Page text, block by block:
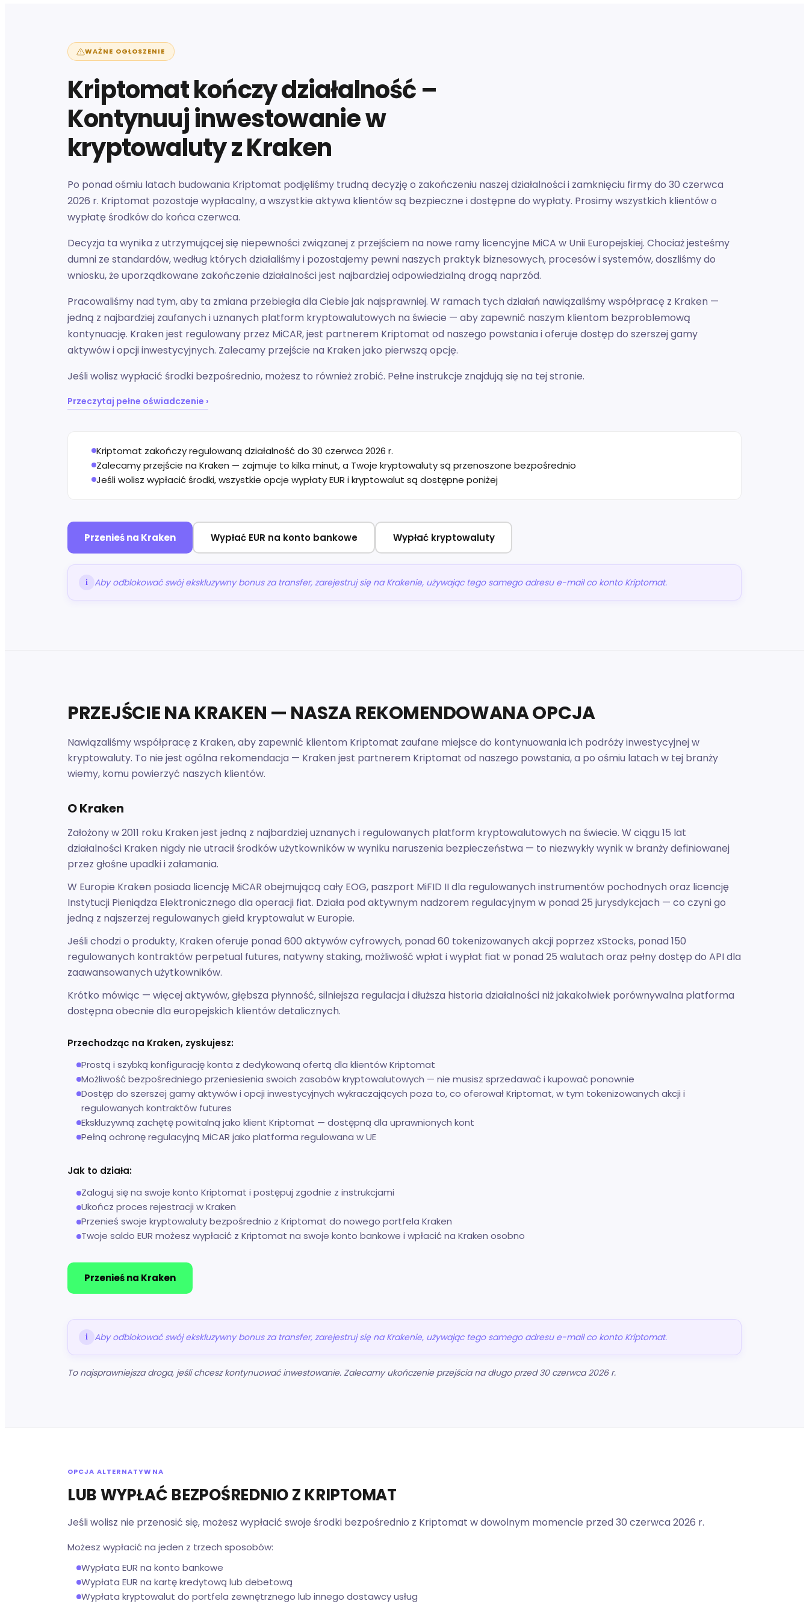
WAŻNE OGŁOSZENIE
Kriptomat kończy działalność –
Kontynuuj inwestowanie w
kryptowaluty z Kraken
Po ponad ośmiu latach budowania Kriptomat podjęliśmy trudną decyzję o zakończeniu naszej działalności i zamknięciu firmy do 30 czerwca
2026 r. Kriptomat pozostaje wypłacalny, a wszystkie aktywa klientów są bezpieczne i dostępne do wypłaty. Prosimy wszystkich klientów o
wypłatę środków do końca czerwca.
Decyzja ta wynika z utrzymującej się niepewności związanej z przejściem na nowe ramy licencyjne MiCA w Unii Europejskiej. Chociaż jesteśmy
dumni ze standardów, według których działaliśmy i pozostajemy pewni naszych praktyk biznesowych, procesów i systemów, doszliśmy do
wniosku, że uporządkowane zakończenie działalności jest najbardziej odpowiedzialną drogą naprzód.
Pracowaliśmy nad tym, aby ta zmiana przebiegła dla Ciebie jak najsprawniej. W ramach tych działań nawiązaliśmy współpracę z Kraken —
jedną z najbardziej zaufanych i uznanych platform kryptowalutowych na świecie — aby zapewnić naszym klientom bezproblemową
kontynuację. Kraken jest regulowany przez MiCAR, jest partnerem Kriptomat od naszego powstania i oferuje dostęp do szerszej gamy
aktywów i opcji inwestycyjnych. Zalecamy przejście na Kraken jako pierwszą opcję.
Jeśli wolisz wypłacić środki bezpośrednio, możesz to również zrobić. Pełne instrukcje znajdują się na tej stronie.
Przeczytaj pełne oświadczenie ›
Kriptomat zakończy regulowaną działalność do 30 czerwca 2026 r.
Zalecamy przejście na Kraken — zajmuje to kilka minut, a Twoje kryptowaluty są przenoszone bezpośrednio
Jeśli wolisz wypłacić środki, wszystkie opcje wypłaty EUR i kryptowalut są dostępne poniżej
Przenieś na Kraken Wypłać EUR na konto bankowe Wypłać kryptowaluty
i Aby odblokować swój ekskluzywny bonus za transfer, zarejestruj się na Krakenie, używając tego samego adresu e-mail co konto Kriptomat.
PRZEJŚCIE NA KRAKEN — NASZA REKOMENDOWANA OPCJA
Nawiązaliśmy współpracę z Kraken, aby zapewnić klientom Kriptomat zaufane miejsce do kontynuowania ich podróży inwestycyjnej w
kryptowaluty. To nie jest ogólna rekomendacja — Kraken jest partnerem Kriptomat od naszego powstania, a po ośmiu latach w tej branży
wiemy, komu powierzyć naszych klientów.
O Kraken
Założony w 2011 roku Kraken jest jedną z najbardziej uznanych i regulowanych platform kryptowalutowych na świecie. W ciągu 15 lat
działalności Kraken nigdy nie utracił środków użytkowników w wyniku naruszenia bezpieczeństwa — to niezwykły wynik w branży definiowanej
przez głośne upadki i załamania.
W Europie Kraken posiada licencję MiCAR obejmującą cały EOG, paszport MiFID II dla regulowanych instrumentów pochodnych oraz licencję
Instytucji Pieniądza Elektronicznego dla operacji fiat. Działa pod aktywnym nadzorem regulacyjnym w ponad 25 jurysdykcjach — co czyni go
jedną z najszerzej regulowanych giełd kryptowalut w Europie.
Jeśli chodzi o produkty, Kraken oferuje ponad 600 aktywów cyfrowych, ponad 60 tokenizowanych akcji poprzez xStocks, ponad 150
regulowanych kontraktów perpetual futures, natywny staking, możliwość wpłat i wypłat fiat w ponad 25 walutach oraz pełny dostęp do API dla
zaawansowanych użytkowników.
Krótko mówiąc — więcej aktywów, głębsza płynność, silniejsza regulacja i dłuższa historia działalności niż jakakolwiek porównywalna platforma
dostępna obecnie dla europejskich klientów detalicznych.
Przechodząc na Kraken, zyskujesz:
Prostą i szybką konfigurację konta z dedykowaną ofertą dla klientów Kriptomat
Możliwość bezpośredniego przeniesienia swoich zasobów kryptowalutowych — nie musisz sprzedawać i kupować ponownie
Dostęp do szerszej gamy aktywów i opcji inwestycyjnych wykraczających poza to, co oferował Kriptomat, w tym tokenizowanych akcji i
regulowanych kontraktów futures
Ekskluzywną zachętę powitalną jako klient Kriptomat — dostępną dla uprawnionych kont
Pełną ochronę regulacyjną MiCAR jako platforma regulowana w UE
Jak to działa:
Zaloguj się na swoje konto Kriptomat i postępuj zgodnie z instrukcjami
Ukończ proces rejestracji w Kraken
Przenieś swoje kryptowaluty bezpośrednio z Kriptomat do nowego portfela Kraken
Twoje saldo EUR możesz wypłacić z Kriptomat na swoje konto bankowe i wpłacić na Kraken osobno
Przenieś na Kraken
i Aby odblokować swój ekskluzywny bonus za transfer, zarejestruj się na Krakenie, używając tego samego adresu e-mail co konto Kriptomat.
To najsprawniejsza droga, jeśli chcesz kontynuować inwestowanie. Zalecamy ukończenie przejścia na długo przed 30 czerwca 2026 r.
OPCJA ALTERNATYWNA
LUB WYPŁAĆ BEZPOŚREDNIO Z KRIPTOMAT
Jeśli wolisz nie przenosić się, możesz wypłacić swoje środki bezpośrednio z Kriptomat w dowolnym momencie przed 30 czerwca 2026 r.
Możesz wypłacić na jeden z trzech sposobów:
Wypłata EUR na konto bankowe
Wypłata EUR na kartę kredytową lub debetową
Wypłata kryptowalut do portfela zewnętrznego lub innego dostawcy usług